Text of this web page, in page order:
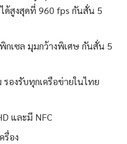
ด้สูงสุดที่ 960 fps กันสั่น 5
กเซล มุมกว้างพิเศษ กันสั่น 5
องรับทุกเครือข่ายในไทย
และมี NFC
รื่อง